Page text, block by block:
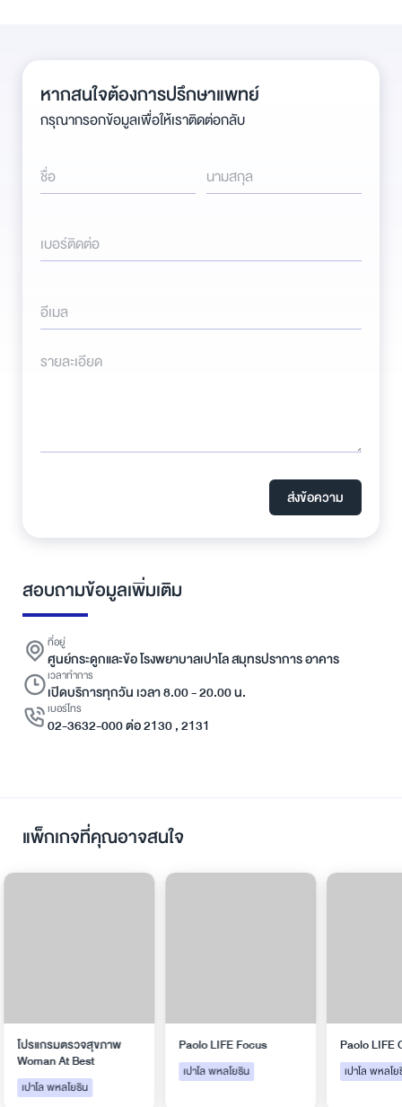
หากสนใจต้องการปรึกษาแพทย์
กรุณากรอกข้อมูลเพื่อให้เราติดต่อกลับ
ชื่อ นามสกุล
เบอร์ติดต่อ
อีเมล
รายละเอียด
ส่งข้อความ
สอบถามข้อมูลเพิ่มเติม
ที่อยู่
ศูนย์กระดูกและข้อ โรงพยาบาลเปาโล สมุทรปราการ อาคาร
เวลาทำการ
เปิดบริการทุกวัน เวลา 8.00 - 20.00 น.
เบอร์โทร
02-3632-000 ต่อ 2130 , 2131
แพ็กเกจที่คุณอาจสนใจ
ขภาพ
Paolo LIFE Focus Paolo LIFE Check Up